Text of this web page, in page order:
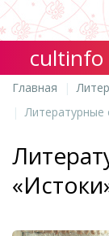
cultinfo
Главная
Литературные